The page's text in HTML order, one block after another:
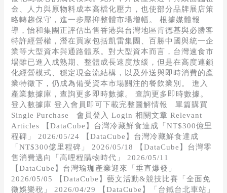
金、人力與原物料成本高檔化壓力，也使部分品牌展店策
略轉趨保守，進一步壓抑整體市場增幅。 根據媒體報
導，怡和集團正評估出售香港與台灣地區肯德基與必勝客
特許經營權，潛在買家包括凱雷集團、百勝中國與統一企
業等大型資本與通路體系。對大型資本而言，台灣速食市
場雖已進入成熟期、整體成長速度放緩，但是在高度連鎖
化經營模式、穩定現金流結構，以及外送與即時消費的產
業特徵下，仍成為備受資本市場關注的餐飲業別。 進入
產業數據庫，查詢更多即時數據。 查詢更多即時數據。
登入數據庫 登入會員即可下載完整圖解情報 單篇購買
Single Purchase 會員登入 Login 相關文章 Relevant
Articles 【DataCube】台灣冷藏鮮食達成「NT$300億里
程碑」 2026/05/24 【DataCube】台灣冷藏鮮食達成
「NT$300億里程碑」 2026/05/18 【DataCube】台灣零
售消費邁向「高哩程購物時代」 2026/05/11
【DataCube】台灣瑜珈產業迎來「垂直爆發」
2026/05/05 【DataCube】藝文活動&競技比賽「全面免
徵娛樂稅」 2026/04/29 【DataCube】「台鐵台北車站」